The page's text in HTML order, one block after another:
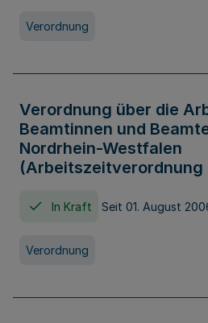
Verordnung
Verordnung über die
Beamtinnen und
Nordrhein-Westfalen
(Arbeitszeitverordnung
In Kraft Seit 01. August
Verordnung